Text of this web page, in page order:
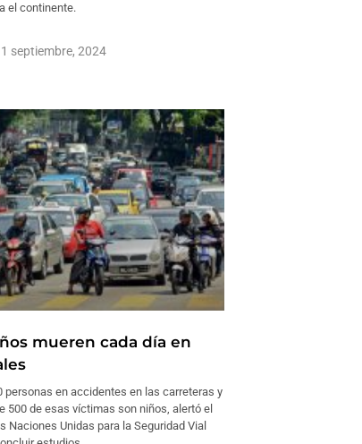
el continente.
septiembre, 2024
mueren cada día en
personas en accidentes en las carreteras y
500 de esas víctimas son niños, alertó el
Naciones Unidas para la Seguridad Vial